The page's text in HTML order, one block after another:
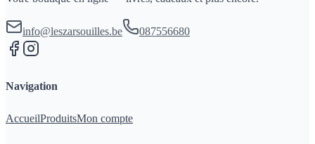
info@leszarsouilles.be 087556680
Navigation
AccueilProduitsMon compte